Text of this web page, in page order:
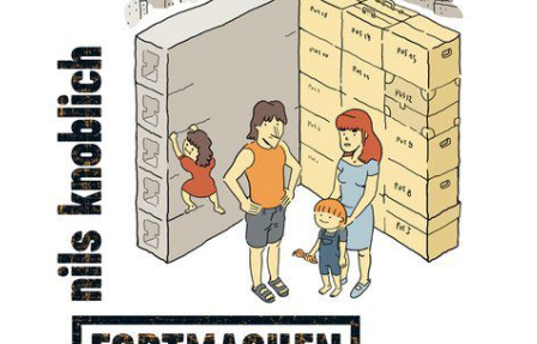
Knoblich,Nils
Verlag:
Edition Moderne
26.09.2017
Buch 184 Seiten
Klappenbroschur
ISBN: 978-3-
03731-164-6